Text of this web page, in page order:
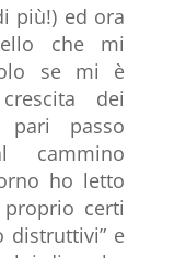
più!) ed ora
che mi
se mi è
dei
pari passo
cammino
ho letto
certi
distruttivi” e